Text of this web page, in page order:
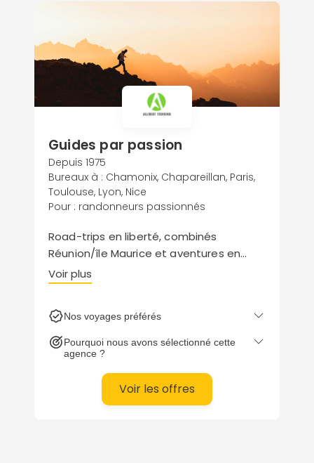
Guides par passion
Depuis 1975
Bureaux à : Chamonix, Chapareillan, Paris,
Toulouse, Lyon, Nice
Pour : randonneurs passionnés
Road-trips en liberté, combinés
Réunion/île Maurice et aventures en
famille ou en petit groupe signent une
collection d’inspirations pleine de peps,
Voir plus
Nos voyages préférés
Pourquoi nous avons sélectionné cette
agence ?
Voir les offres